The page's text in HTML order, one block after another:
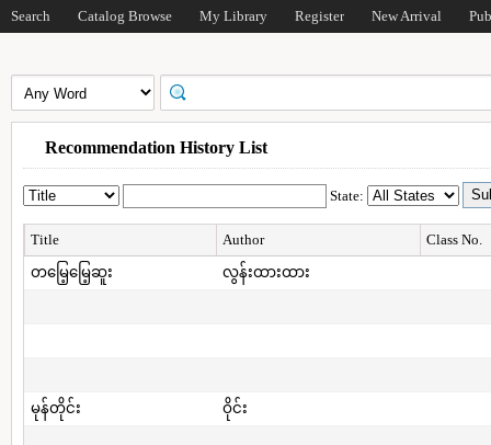
Search Catalog Browse My Library Register New Arrival
Recommendation History List
State:
Title Author
Class No.
တမြေ့မြေ့ဆူး
လွန်းထားထား
မုန်တိုင်း ဝိုင်း